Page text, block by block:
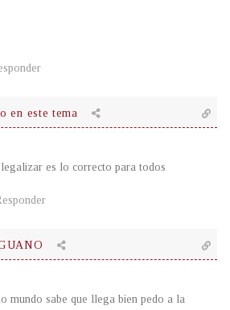
en este tema
es lo correcto para todos
mundo sabe que llega bien pedo a la